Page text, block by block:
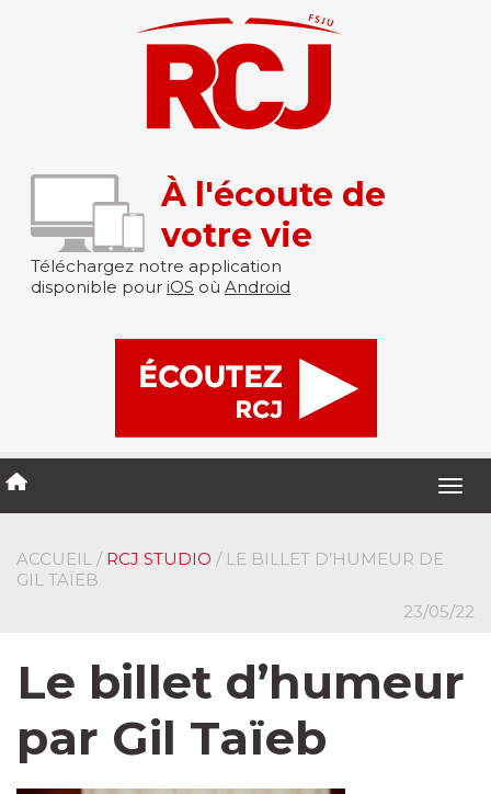
À l'écoute de
votre vie
Téléchargez notre application
disponible pour iOS où Android
ACCUEIL / RCJ STUDIO / LE BILLET D’HUMEUR DE
GIL TAÏEB
23/05/22
Le billet d’humeur
par Gil Taïeb